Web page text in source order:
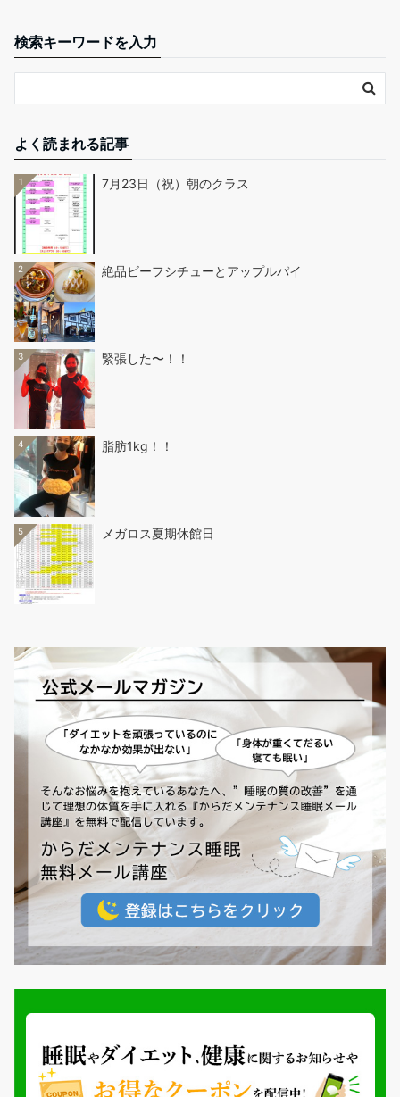
検索キーワードを入力
よく読まれる記事
1 7月23日（祝）朝のクラス
2 絶品ビーフシチューとアップルパイ
3 緊張した〜！！
4 脂肪1kg！！
5 メガロス夏期休館日